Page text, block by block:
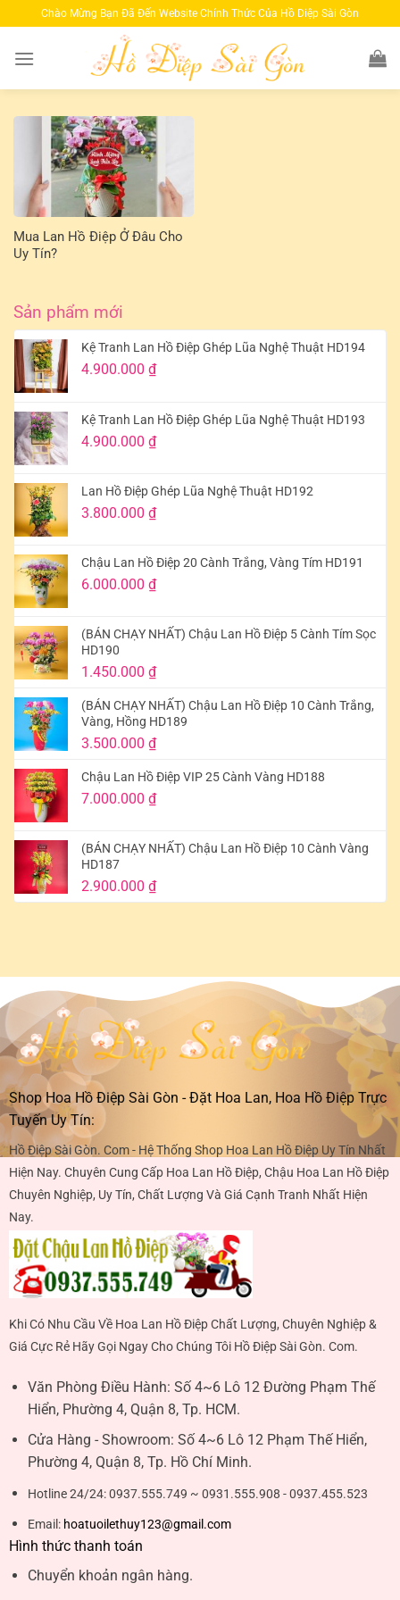
qua
nội
Chào Mừng Bạn Đã Đến Website Chính Thức Của Hồ Diệp Sài Gòn
Mua Lan Hồ Điệp Ở Đâu Cho
Uy Tín?
Sản phẩm mới
Kệ Tranh Lan Hồ Điệp Ghép Lũa Nghệ Thuật HD194
4.900.000 ₫
Kệ Tranh Lan Hồ Điệp Ghép Lũa Nghệ Thuật HD193
4.900.000 ₫
Lan Hồ Điệp Ghép Lũa Nghệ Thuật HD192
3.800.000 ₫
Chậu Lan Hồ Điệp 20 Cành Trắng, Vàng Tím HD191
6.000.000 ₫
(BÁN CHẠY NHẤT) Chậu Lan Hồ Điệp 5 Cành Tím Sọc
HD190
1.450.000 ₫
(BÁN CHẠY NHẤT) Chậu Lan Hồ Điệp 10 Cành Trắng,
Vàng, Hồng HD189
3.500.000 ₫
Chậu Lan Hồ Điệp VIP 25 Cành Vàng HD188
7.000.000 ₫
(BÁN CHẠY NHẤT) Chậu Lan Hồ Điệp 10 Cành Vàng
HD187
2.900.000 ₫
Shop Hoa Hồ Điệp Sài Gòn - Đặt Hoa Lan, Hoa Hồ Điệp Trực
Tuyến Uy Tín:
Hồ Điệp Sài Gòn. Com - Hệ Thống Shop Hoa Lan Hồ Điệp Uy Tín Nhất
Hiện Nay. Chuyên Cung Cấp Hoa Lan Hồ Điệp, Chậu Hoa Lan Hồ Điệp
Chuyên Nghiệp, Uy Tín, Chất Lượng Và Giá Cạnh Tranh Nhất Hiện
Nay.
Khi Có Nhu Cầu Về Hoa Lan Hồ Điệp Chất Lượng, Chuyên Nghiệp &
Giá Cực Rẻ Hãy Gọi Ngay Cho Chúng Tôi Hồ Điệp Sài Gòn. Com.
Văn Phòng Điều Hành: Số 4~6 Lô 12 Đường Phạm Thế
Hiển, Phường 4, Quận 8, Tp. HCM.
Cửa Hàng - Showroom: Số 4~6 Lô 12 Phạm Thế Hiển,
Phường 4, Quận 8, Tp. Hồ Chí Minh.
Hotline 24/24:0937.555.749 ~ 0931.555.908 - 0937.455.523
Email: hoatuoilethuy123@gmail.com
Hình thức thanh toán
Chuyển khoản ngân hàng.